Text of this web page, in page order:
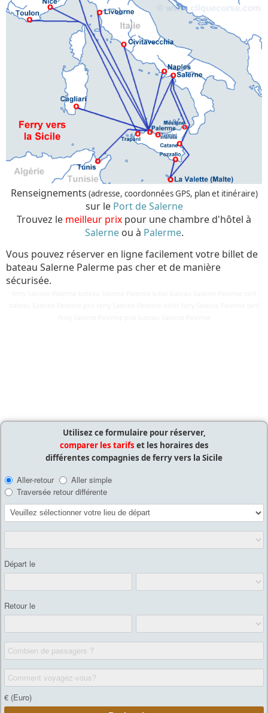
Renseignements (adresse, coordonnées GPS, plan et itinéraire)
sur le Port de Salerne
Trouvez le meilleur prix pour une chambre d'hôtel à
Salerneou à Palerme.
Vous pouvez réserver en ligne facilement votre billet de
bateau Salerne Palerme pas cher et de manière
sécurisée.
Utilisez ce formulaire pour réserver,
comparer les tarifs et les horaires des
différentes compagnies de ferry vers la Sicile